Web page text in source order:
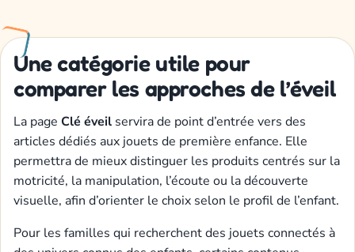
Une catégorie utile pour
comparer les approches de l’éveil
La page Clé éveil servira de point d’entrée vers des
articles dédiés aux jouets de première enfance. Elle
permettra de mieux distinguer les produits centrés sur la
motricité, la manipulation, l’écoute ou la découverte
visuelle, afin d’orienter le choix selon le profil de l’enfant.
Pour les familles qui recherchent des jouets connectés à